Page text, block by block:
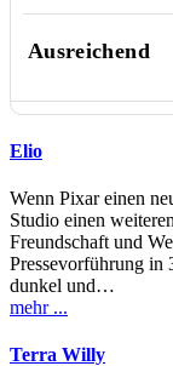
Ausreichend
Elio
Wenn Pixar einen
Studio einen
Freundschaft und
Pressevorführung in
dunkel und…
mehr ...
Terra Willy